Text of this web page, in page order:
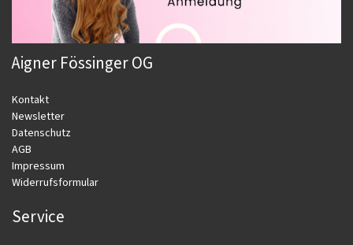
Aigner Fössinger OG
Kontakt
Newsletter
Datenschutz
AGB
Impressum
Widerrufsformular
Service